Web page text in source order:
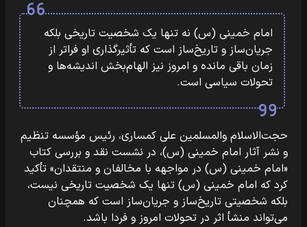
امام خمینی (س) نه تنها یک شخصیت تاریخی بلکه
جریان‌ساز و تاریخ‌ساز است که تأثیرگذاری او فراتر از
زمان باقی مانده و امروز نیز الهام‌بخش اندیشه‌ها و
تحولات سیاسی است.
حجت‌الاسلام والمسلمین علی کمساری، رئیس مؤسسه تنظیم
و نشر آثار امام خمینی (س)، در نشست نقد و بررسی کتاب
«امام خمینی (س) در مواجهه با مخالفان و منتقدان» تأکید
کرد که امام خمینی (س) تنها یک شخصیت تاریخی نیست،
بلکه شخصیتی تاریخ‌ساز و جریان‌ساز است که همچنان
می‌تواند منشأ اثر در تحولات امروز و فردا باشد.